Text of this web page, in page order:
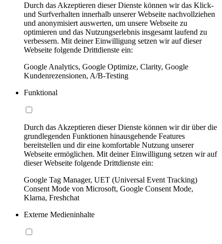
Durch das Akzeptieren dieser Dienste können wir das Klick-
und Surfverhalten innerhalb unserer Webseite nachvollziehen
und anonymisiert auswerten, um unsere Webseite zu
optimieren und das Nutzungserlebnis insgesamt laufend zu
verbessern. Mit deiner Einwilligung setzen wir auf dieser
Webseite folgende Drittdienste ein:
Google Analytics, Google Optimize, Clarity, Google
Kundenrezensionen, A/B-Testing
Funktional
Durch das Akzeptieren dieser Dienste können wir dir über die
grundlegenden Funktionen hinausgehende Features
bereitstellen und dir eine komfortable Nutzung unserer
Webseite ermöglichen. Mit deiner Einwilligung setzen wir auf
dieser Webseite folgende Drittdienste ein:
Google Tag Manager, UET (Universal Event Tracking)
Consent Mode von Microsoft, Google Consent Mode,
Klarna, Freshchat
Externe Medieninhalte